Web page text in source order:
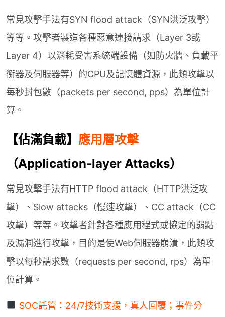
常見攻擊手法有SYN flood attack（SYN洪泛攻擊）
等等。攻擊者製造各種惡意連接請求（Layer 3或
Layer 4）以消耗受害系統端設備（如防火牆、負載平
衡器及伺服器等）的CPU及記憶體資源，此類攻擊以
每秒封包數（packets per second, pps）為單位計
算。
【佔滿負載】 應用層攻擊
（Application-layer Attacks）
常見攻擊手法有HTTP flood attack（HTTP洪泛攻
擊）、Slow attacks（慢速攻擊）、CC attack（CC
攻擊）等等。攻擊者針對各種應用程式或協定的弱點
及漏洞進行攻擊，目的是使Web伺服器崩潰，此類攻
擊以每秒請求數（requests per second, rps）為單
位計算。
SOC託管：24/7技術支援，真人回覆；事件分